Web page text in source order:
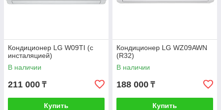
Кондиционер LG W09TI (с
инсталяцией)
В наличии
211 000 ₸
Купить
Кондиционер LG WZ09AWN
(R32)
В наличии
188 000 ₸
Купить